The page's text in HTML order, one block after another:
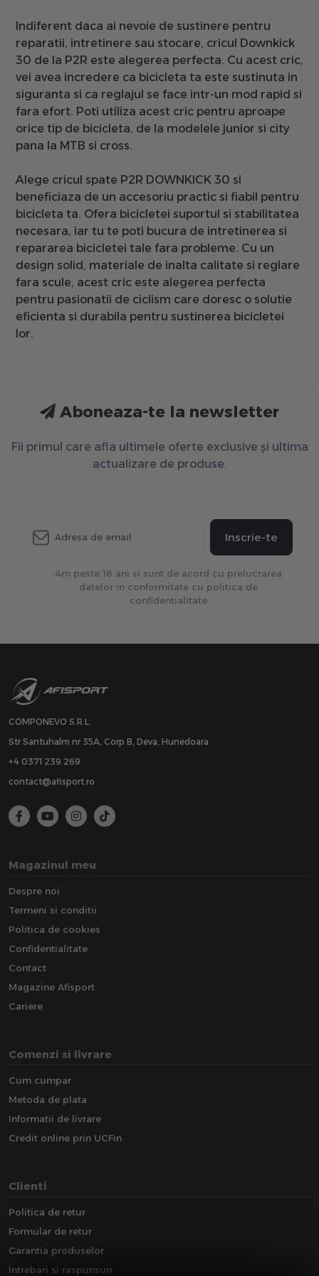
Indiferent daca ai nevoie de sustinere pentru
reparatii, intretinere sau stocare, cricul Downkick
30 de la P2R este alegerea perfecta. Cu acest cric,
vei avea incredere ca bicicleta ta este sustinuta in
siguranta si ca reglajul se face intr-un mod rapid si
fara efort. Poti utiliza acest cric pentru aproape
orice tip de bicicleta, de la modelele junior si city
pana la MTB si cross.
Alege cricul spate P2R DOWNKICK 30 si
beneficiaza de un accesoriu practic si fiabil pentru
bicicleta ta. Ofera bicicletei suportul si stabilitatea
necesara, iar tu te poti bucura de intretinerea si
repararea bicicletei tale fara probleme. Cu un
design solid, materiale de inalta calitate si reglare
fara scule, acest cric este alegerea perfecta
pentru pasionatii de ciclism care doresc o solutie
eficienta si durabila pentru sustinerea bicicletei
lor.
Aboneaza-te la newsletter
Fii primul care afla ultimele oferte exclusive și ultima
actualizare de produse.
Inscrie-te
Am peste 16 ani si sunt de acord cu prelucrarea
datelor in conformitate cu politica de
confidentialitate
COMPONEVO S.R.L.
Str Santuhalm nr 35A, Corp B, Deva, Hunedoara
+4 0371 239 269
contact@afisport.ro
Magazinul meu
Despre noi
Termeni si conditii
Politica de cookies
Confidentialitate
Contact
Magazine Afisport
Cariere
Comenzi si livrare
Cum cumpar
Metoda de plata
Informatii de livrare
Credit online prin UCFin
Clienti
Politica de retur
Formular de retur
Garantia produselor
Intrebari si raspunsuri